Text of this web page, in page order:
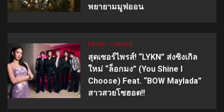
พยายามมูฟออน
MUSIC UPDATE
สุดเซอร์ไพรส์! “LYKN” ส่งซิงเกิล
ใหม่ “ล็อกมง” (You Shine I
Choose) Feat. “BOW Maylada”
สาวสวยโซฮอต!!